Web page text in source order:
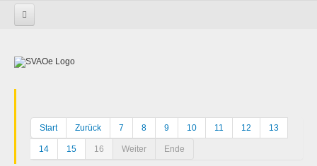
Start Zurück 7 8 9 10 11 12 13
14 15 16 Weiter Ende